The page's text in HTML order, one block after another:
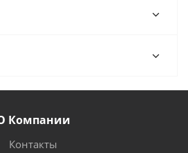
Компании
Контакты